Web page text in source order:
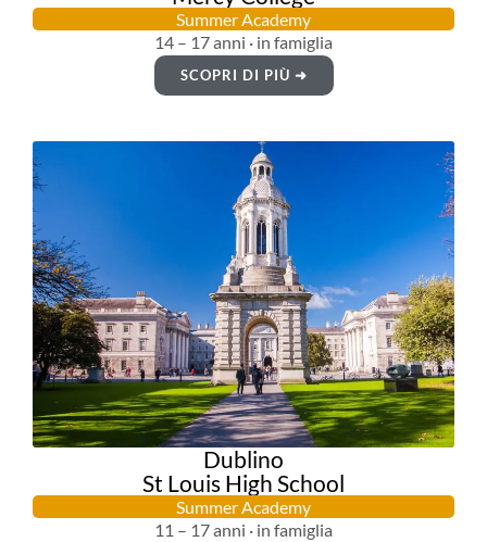
Summer Academy
14 – 17 anni · in famiglia
SCOPRI DI PIÙ ➜
Dublino
St Louis High School
Summer Academy
11 – 17 anni · in famiglia